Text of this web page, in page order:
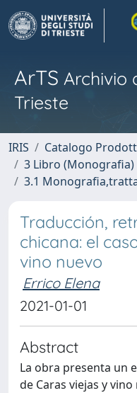
ArTS Archivio
Trieste
IRIS
Catalogo
3 Libro (Monografia)
3.1
Traducción,
chicana: el
vino nuevo
Errico Elena
2021-01-01
Abstract
La obra presenta un
de Caras viejas y